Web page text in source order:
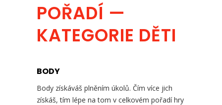
POŘADÍ —
KATEGORIE DĚTI
BODY
Body získáváš plněním úkolů. Čím více jich
získáš, tím lépe na tom v celkovém pořadí hry